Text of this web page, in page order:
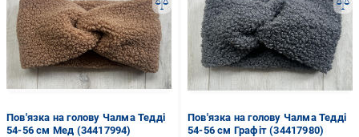
Пов'язка на голову Чалма Тедді
54-56 см Мед (34417994)
Пов'язка на голову Чалма Тедді
54-56 см Графіт (34417980)